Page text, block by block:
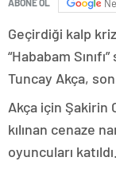
ABONE OL
Geçirdiği kalp
“Hababam
Tuncay Akça,
Akça için Şakirin
kılınan cenaze
oyuncuları katıldı.